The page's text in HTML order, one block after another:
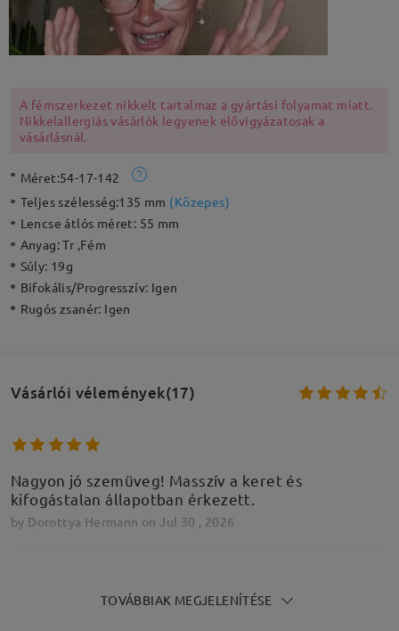
A fémszerkezet nikkelt tartalmaz a gyártási folyamat miatt.
Nikkelallergiás vásárlók legyenek elővigyázatosak a
vásárlásnál.
Méret:54-17-142
Teljes szélesség:135 mm (Közepes)
Lencse átlós méret: 55 mm
Anyag:Tr ,Fém
Súly: 19g
Bifokális/Progresszív: Igen
Rugós zsanér: Igen
Vásárlói vélemények(17)
Nagyon jó szemüveg! Masszív a keret és
kifogástalan állapotban érkezett.
by Dorottya Hermann on Jul 30 , 2026
TOVÁBBIAK MEGJELENÍTÉSE